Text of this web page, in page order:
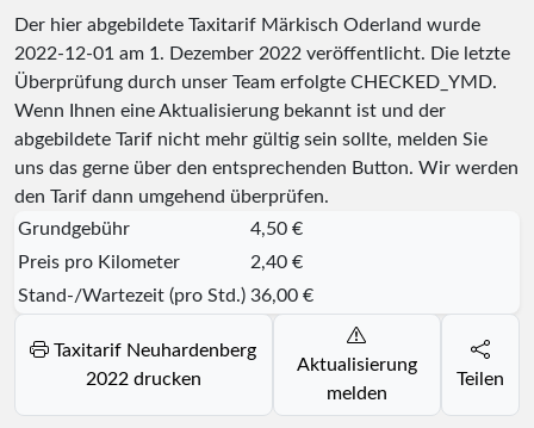
Der hier abgebildete Taxitarif Märkisch Oderland wurde
2022-12-01 am 1. Dezember 2022 veröffentlicht. Die letzte
Überprüfung durch unser Team erfolgte CHECKED_YMD.
Wenn Ihnen eine Aktualisierung bekannt ist und der
abgebildete Tarif nicht mehr gültig sein sollte, melden Sie
uns das gerne über den entsprechenden Button. Wir werden
den Tarif dann umgehend überprüfen.
Grundgebühr
4,50 €
Preis pro Kilometer
2,40 €
Stand-/Wartezeit (pro Std.) 36,00 €
Taxitarif Neuhardenberg
2022 drucken
Aktualisierung
melden
Teilen